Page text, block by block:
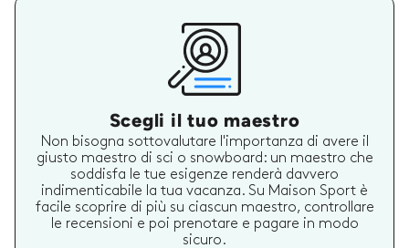
Scegli il tuo maestro
Non bisogna sottovalutare l'importanza di avere il
giusto maestro di sci o snowboard: un maestro che
soddisfa le tue esigenze renderà davvero
indimenticabile la tua vacanza. Su Maison Sport è
facile scoprire di più su ciascun maestro, controllare
le recensioni e poi prenotare e pagare in modo
sicuro.